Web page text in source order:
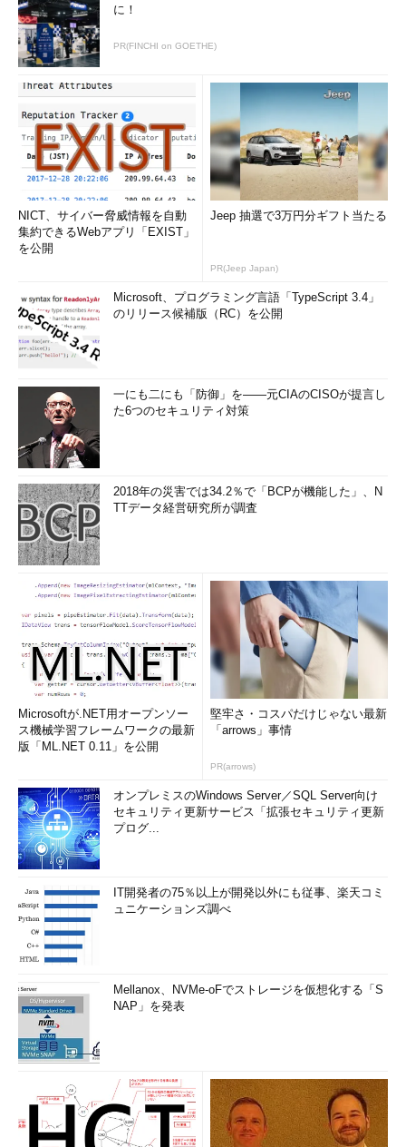
に！
PR(FINCHI on GOETHE)
NICT、サイバー脅威情報を自動
集約できるWebアプリ「EXIST」
を公開
Jeep 抽選で3万円分ギフト当たる
PR(Jeep Japan)
Microsoft、プログラミング言語「TypeScript 3.4」
のリリース候補版（RC）を公開
一にも二にも「防御」を――元CIAのCISOが提言し
た6つのセキュリティ対策
2018年の災害では34.2％で「BCPが機能した」、N
TTデータ経営研究所が調査
Microsoftが.NET用オープンソー
ス機械学習フレームワークの最新
版「ML.NET 0.11」を公開
堅牢さ・コスパだけじゃない最新
「arrows」事情
PR(arrows)
オンプレミスのWindows Server／SQL Server向け
セキュリティ更新サービス「拡張セキュリティ更新
プログ...
IT開発者の75％以上が開発以外にも従事、楽天コミ
ュニケーションズ調べ
Mellanox、NVMe-oFでストレージを仮想化する「S
NAP」を発表